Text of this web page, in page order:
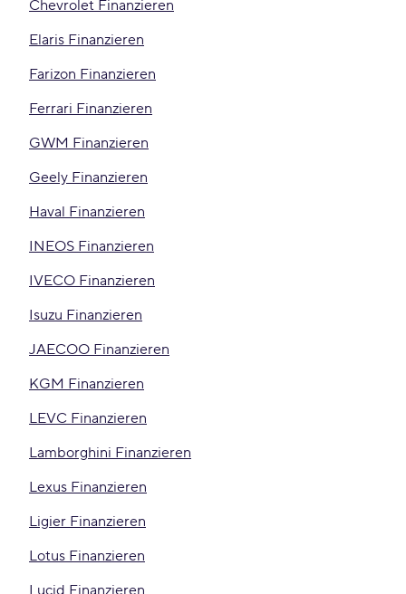
Chevrolet Finanzieren
Elaris Finanzieren
Farizon Finanzieren
Ferrari Finanzieren
GWM Finanzieren
Geely Finanzieren
Haval Finanzieren
INEOS Finanzieren
IVECO Finanzieren
Isuzu Finanzieren
JAECOO Finanzieren
KGM Finanzieren
LEVC Finanzieren
Lamborghini Finanzieren
Lexus Finanzieren
Ligier Finanzieren
Lotus Finanzieren
Lucid Finanzieren